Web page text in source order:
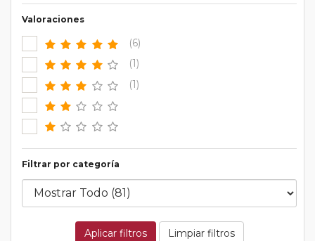
Valoraciones
(6)
(1)
(1)
Filtrar por categoría
Aplicar filtros Limpiar filtros